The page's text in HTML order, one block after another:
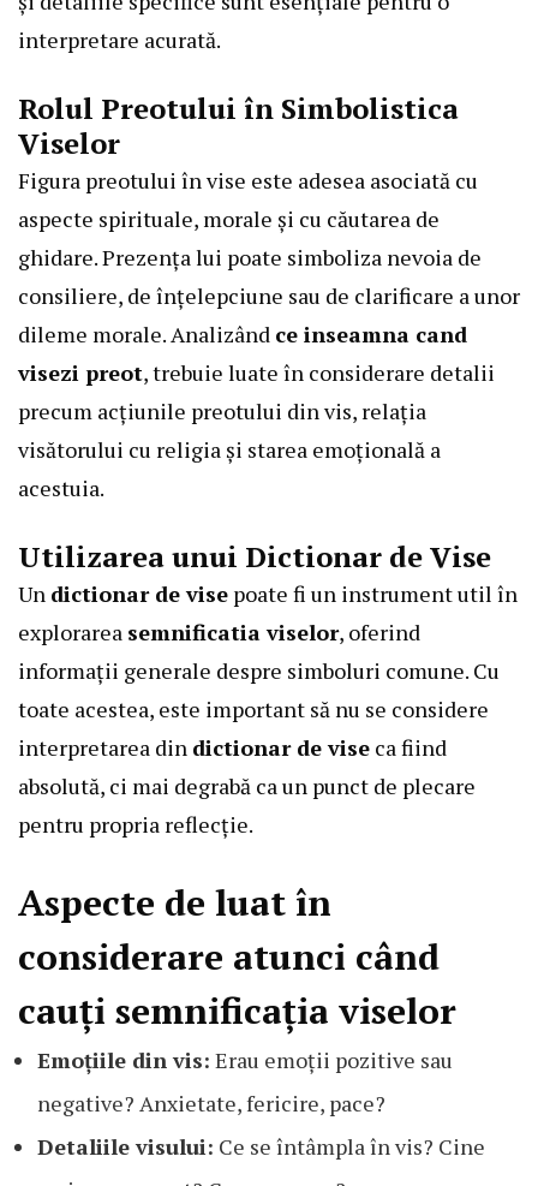
interpretare acurată.
Rolul Preotului în Simbolistica
Viselor
Figura preotului în vise este adesea asociată cu
aspecte spirituale, morale și cu căutarea de
ghidare. Prezența lui poate simboliza nevoia de
consiliere, de înțelepciune sau de clarificare a unor
dileme morale. Analizând ce inseamna cand
visezi preot, trebuie luate în considerare detalii
precum acțiunile preotului din vis, relația
visătorului cu religia și starea emoțională a
acestuia.
Utilizarea unui Dictionar de Vise
Un dictionar de vise poate fi un instrument util în
explorarea semnificatia viselor, oferind
informații generale despre simboluri comune. Cu
toate acestea, este important să nu se considere
interpretarea din dictionar de vise ca fiind
absolută, ci mai degrabă ca un punct de plecare
pentru propria reflecție.
Aspecte de luat în
considerare atunci când
cauți semnificația viselor
Emoțiile din vis: Erau emoții pozitive sau
negative? Anxietate, fericire, pace?
Detaliile visului: Ce se întâmpla în vis? Cine